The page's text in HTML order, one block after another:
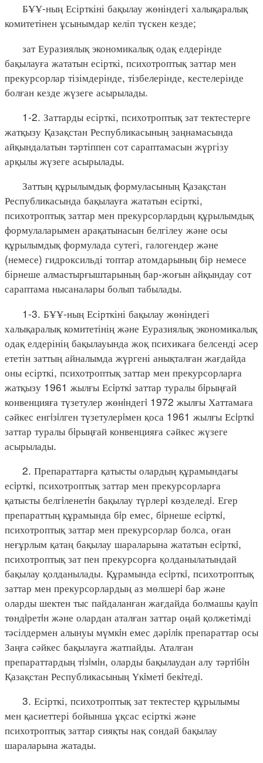
БҰҰ-ның Есірткіні бақылау жөніндегі халықаралық
комитетінен ұсынымдар келіп түскен кезде;
зат Еуразиялық экономикалық одақ елдерінде
бақылауға жататын есірткі, психотроптық заттар мен
прекурсорлар тізімдерінде, тізбелерінде, кестелерінде
болған кезде жүзеге асырылады.
1-2. Заттарды есірткі, психотроптық зат тектестерге
жатқызу Қазақстан Республикасының заңнамасында
айқындалатын тәртіппен сот сараптамасын жүргізу
арқылы жүзеге асырылады.
Заттың құрылымдық формуласының Қазақстан
Республикасында бақылауға жататын есірткі,
психотроптық заттар мен прекурсорлардың құрылымдық
формулаларымен арақатынасын белгілеу және осы
құрылымдық формулада сутегі, галогендер және
(немесе) гидроксильді топтар атомдарының бір немесе
бірнеше алмастырғыштарының бар-жоғын айқындау сот
сараптама нысаналары болып табылады.
1-3. БҰҰ-ның Есірткіні бақылау жөніндегі
халықаралық комитетінің және Еуразиялық экономикалық
одақ елдерінің бақылауында жоқ психикаға белсенді әсер
ететін заттың айналымда жүргені анықталған жағдайда
оны есірткі, психотроптық заттар мен прекурсорларға
жатқызу 1961 жылғы Есiрткi заттар туралы бiрыңғай
конвенцияға түзетулер жөнiндегi 1972 жылғы Хаттамаға
сәйкес енгiзiлген түзетулерiмен қоса 1961 жылғы Есiрткi
заттар туралы бiрыңғай конвенцияға сәйкес жүзеге
асырылады.
2. Препараттарға қатысты олардың құрамындағы
есiрткi, психотроптық заттар мен прекурсорларға
қатысты белгiленетiн бақылау түрлерi көзделедi. Егер
препараттың құрамында бiр емес, бiрнеше есiрткi,
психотроптық заттар мен прекурсорлар болса, оған
неғұрлым қатаң бақылау шараларына жататын есiрткi,
психотроптық зат пен прекурсорға қолданылатындай
бақылау қолданылады. Құрамында есiрткi, психотроптық
заттар мен прекурсорлардың аз мөлшерi бар және
оларды шектен тыс пайдаланған жағдайда болмашы қауiп
төндiретiн және олардан аталған заттар оңай қолжетімді
тәсілдермен алынуы мүмкiн емес дәрiлiк препараттар осы
Заңға сәйкес бақылауға жатпайды. Аталған
препараттардың тiзiмiн, оларды бақылаудан алу тәртiбiн
Қазақстан Республикасының Үкiметi бекiтедi.
3. Есірткі, психотроптық зат тектестер құрылымы
мен қасиеттері бойынша ұқсас есірткі және
психотроптық заттар сияқты нақ сондай бақылау
шараларына жатады.